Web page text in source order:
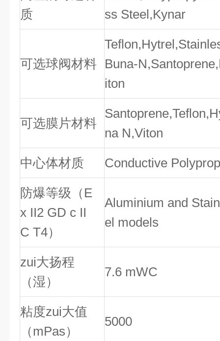
质
ss Steel,Kynar
可选球阀材料
Buna-
iton
可选膜片材料
na N,Viton
中心体材质 Conductive
防爆等级（E
x II2 GD c II
C T4）
Aluminium and
el models
zui大扬程
（湿）
7.6 mWC
粘度zui大值
（mPas）
5000